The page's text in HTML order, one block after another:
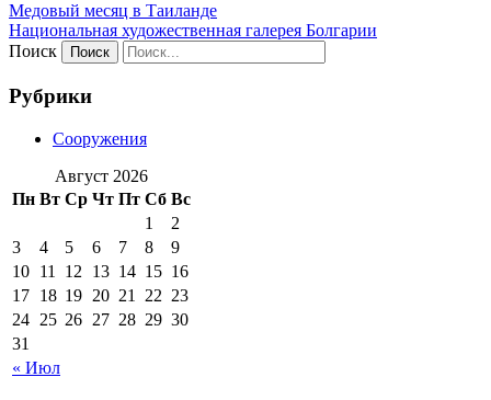
Медовый месяц в Таиланде
Национальная художественная галерея Болгарии
Поиск
Рубрики
Сооружения
Август 2026
Пн Вт Ср Чт Пт Сб Вс
« Июл
1
2
3
4 5 6 7 8
9
10 11 12 13 14 15 16
17 18 19 20 21 22 23
24 25 26 27 28 29 30
31